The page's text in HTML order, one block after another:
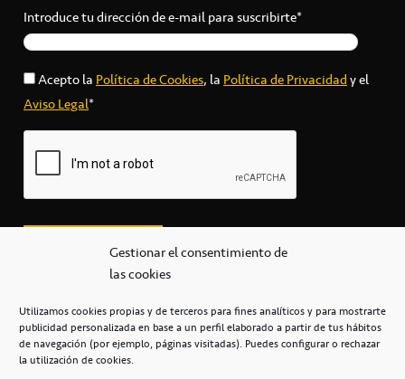
Gestionar el consentimiento de
las cookies
Utilizamos cookies propias y de terceros para fines analíticos y para mostrarte
publicidad personalizada en base a un perfil elaborado a partir de tus hábitos
de navegación (por ejemplo, páginas visitadas). Puedes configurar o rechazar
la utilización de cookies.
Introduce tu dirección de e-mail para suscribirte*
Acepto la Política de Cookies, la Política de Privacidady el
Aviso Legal*
secretaria@cbcanarias.es
+34 922 253 684